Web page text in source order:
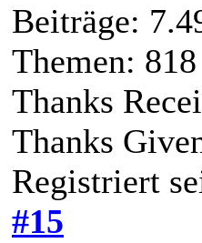
Beiträge:
Themen: 818
Thanks
Thanks
Registriert
#15